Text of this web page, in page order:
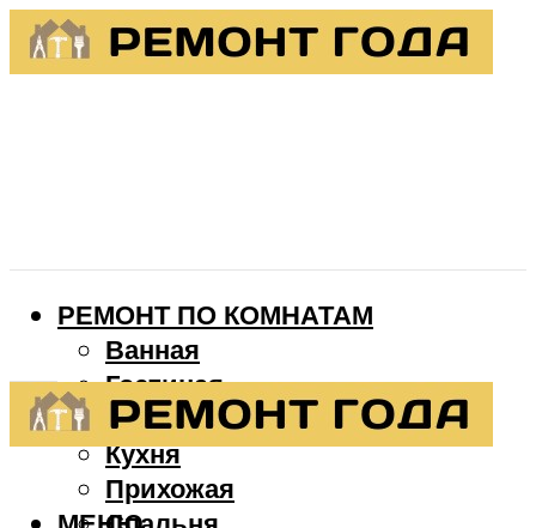
РЕМОНТ ПО КОМНАТАМ
Ванная
Гостиная
Детская
Кухня
Прихожая